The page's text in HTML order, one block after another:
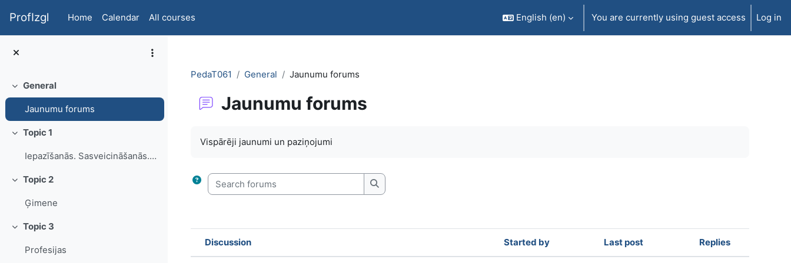
ProfIzgl Home Calendar All courses English ‎(en)‎ You are currently using guest access Log in
Collapse
General
Jaunumu forums
Collapse
Topic 1
Iepazīšanās. Sasveicināšanās. PIlsēta. Adrese. Telefona Nr.
Collapse
Topic 2
Ģimene
Collapse
Topic 3
Profesijas
PedaT061 General Jaunumu forums
Jaunumu forums
Vispārēji jaunumi un paziņojumi
Search forums
Search forums
Status
Discussion Started by Last post
Replies
Actions